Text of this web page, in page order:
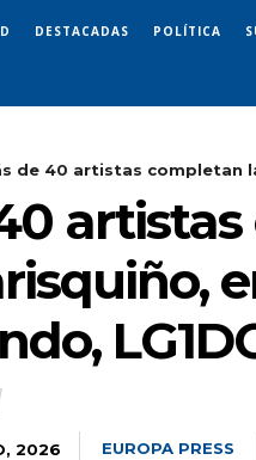
DESTACADAS POLÍTICA
de 40 artistas completan
2026 EUROPA PRESS